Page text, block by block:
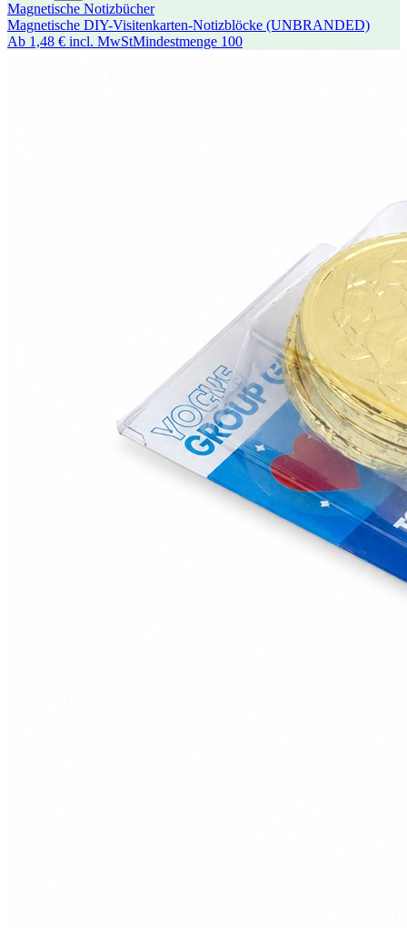
Magnetische Notizbücher
Magnetische DIY-Visitenkarten-Notizblöcke (UNBRANDED)
Ab 1,48 € incl. MwStMindestmenge 100